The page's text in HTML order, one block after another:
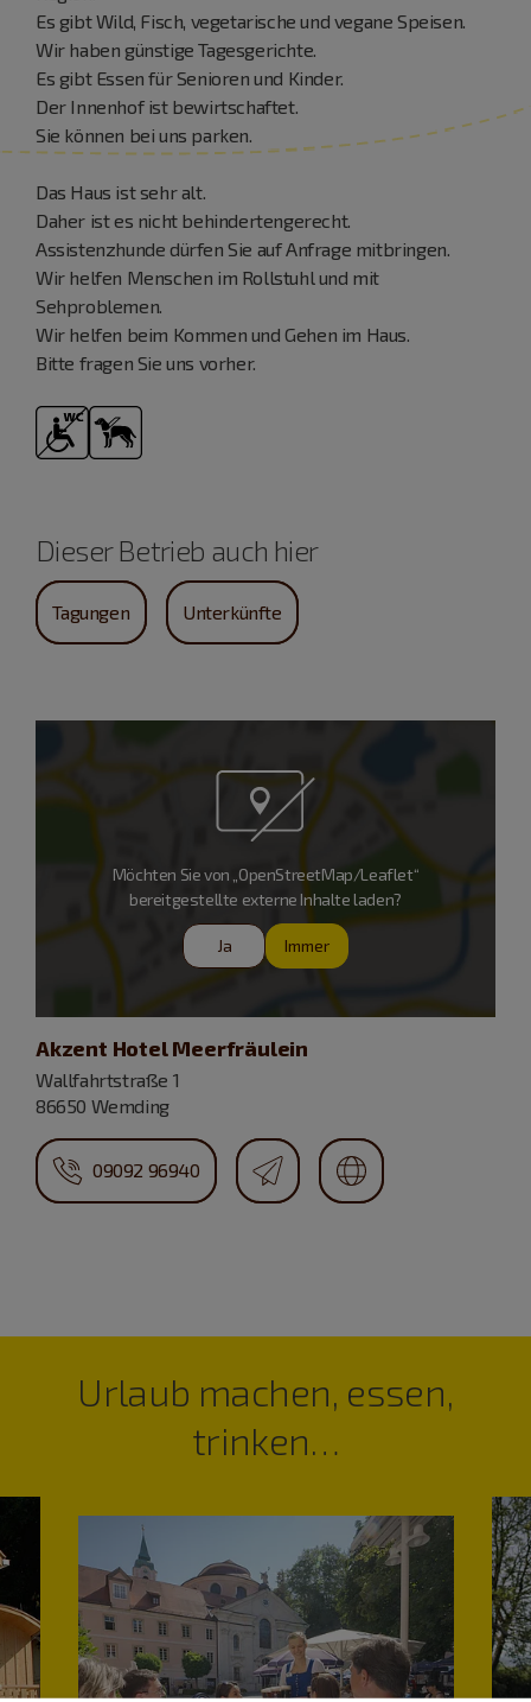
Es gibt Wild, Fisch, vegetarische und vegane Speisen.
Wir haben günstige Tagesgerichte.
Es gibt Essen für Senioren und Kinder.
Der Innenhof ist bewirtschaftet.
Sie können bei uns parken.
Das Haus ist sehr alt.
Daher ist es nicht behindertengerecht.
Assistenzhunde dürfen Sie auf Anfrage mitbringen.
Wir helfen Menschen im Rollstuhl und mit
Sehproblemen.
Wir helfen beim Kommen und Gehen im Haus.
Bitte fragen Sie uns vorher.
Dieser Betrieb auch hier
Tagungen Unterkünfte
Möchten Sie von „OpenStreetMap/Leaflet“
bereitgestellte externe Inhalte laden?
Ja Immer
Akzent Hotel Meerfräulein
Wallfahrtstraße 1
86650 Wemding
09092 96940
Urlaub machen, essen,
trinken…